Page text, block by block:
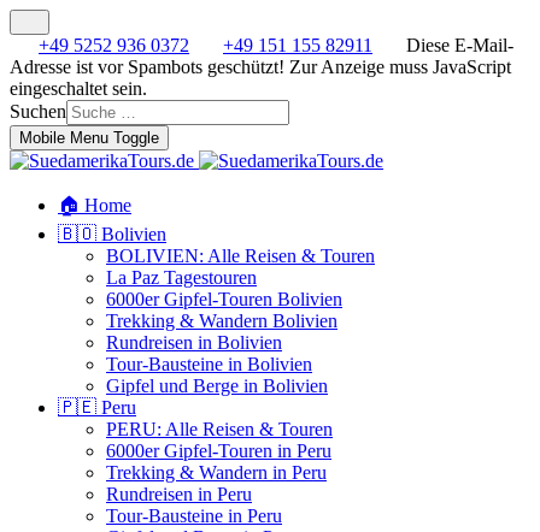
+49 5252 936 0372 +49 151 155 82911
Diese E-Mail-
Adresse ist vor Spambots geschützt! Zur Anzeige muss JavaScript
eingeschaltet sein.
Suchen
Mobile Menu Toggle
🏠 Home
🇧🇴 Bolivien
BOLIVIEN: Alle Reisen & Touren
La Paz Tagestouren
6000er Gipfel-Touren Bolivien
Trekking & Wandern Bolivien
Rundreisen in Bolivien
Tour-Bausteine in Bolivien
Gipfel und Berge in Bolivien
🇵🇪 Peru
PERU: Alle Reisen & Touren
6000er Gipfel-Touren in Peru
Trekking & Wandern in Peru
Rundreisen in Peru
Tour-Bausteine in Peru